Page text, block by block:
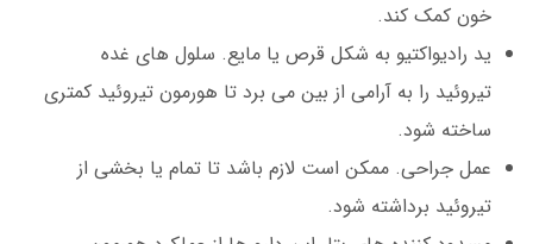
خون کمک کند.
ید رادیواکتیو به شکل قرص یا مایع. سلول های غده
تیروئید را به آرامی از بین می برد تا هورمون تیروئید کمتری
ساخته شود.
عمل جراحی. ممکن است لازم باشد تا تمام یا بخشی از
تیروئید برداشته شود.